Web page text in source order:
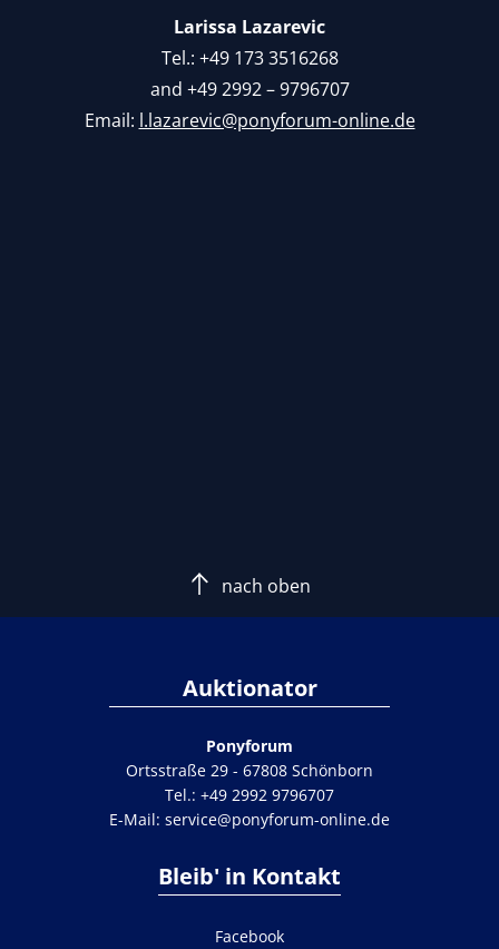
Larissa Lazarevic
Tel.: +49 173 3516268
and +49 2992 – 9796707
Email: l.lazarevic@ponyforum-online.de
nach oben
Auktionator
Ponyforum
Ortsstraße 29 - 67808 Schönborn
Tel.: +49 2992 9796707
E-Mail: service@ponyforum-online.de
Bleib' in Kontakt
Facebook